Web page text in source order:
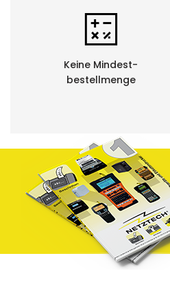
Keine Mindest-
bestellmenge